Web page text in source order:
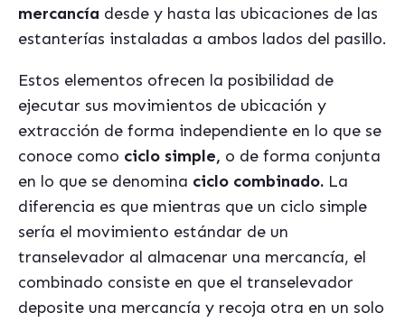
mercancía desde y hasta las ubicaciones de las
estanterías instaladas a ambos lados del pasillo.
Estos elementos ofrecen la posibilidad de
ejecutar sus movimientos de ubicación y
extracción de forma independiente en lo que se
conoce como ciclo simple, o de forma conjunta
en lo que se denomina ciclo combinado. La
diferencia es que mientras que un ciclo simple
sería el movimiento estándar de un
transelevador al almacenar una mercancía, el
combinado consiste en que el transelevador
deposite una mercancía y recoja otra en un solo